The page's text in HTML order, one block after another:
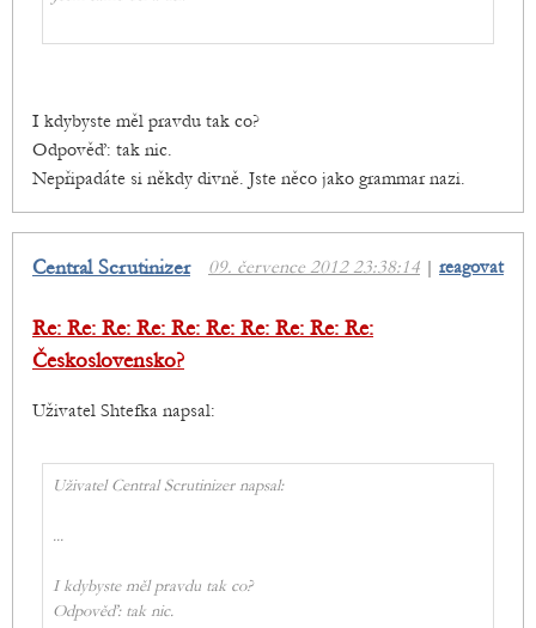
I kdybyste měl pravdu tak co?
Odpověď: tak nic.
Nepřipadáte si někdy divně. Jste něco jako grammar nazi.
09. července 2012 23:38:14 | reagovat
Central Scrutinizer
Re: Re: Re: Re: Re: Re: Re: Re: Re: Re:
Československo?
Uživatel Shtefka napsal:
Uživatel Central Scrutinizer napsal:
...
I kdybyste měl pravdu tak co?
Odpověď: tak nic.